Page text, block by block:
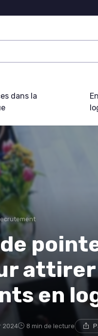
dans la
attirer
en
2024 8 min de lecture